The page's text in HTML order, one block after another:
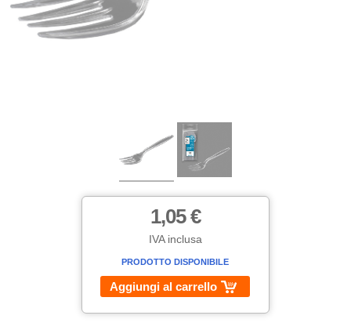
1,05 €
IVA inclusa
PRODOTTO DISPONIBILE
Aggiungi al carrello